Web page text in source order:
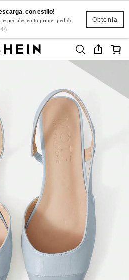
Obténla
con estilo!
especiales en tu primer pedido